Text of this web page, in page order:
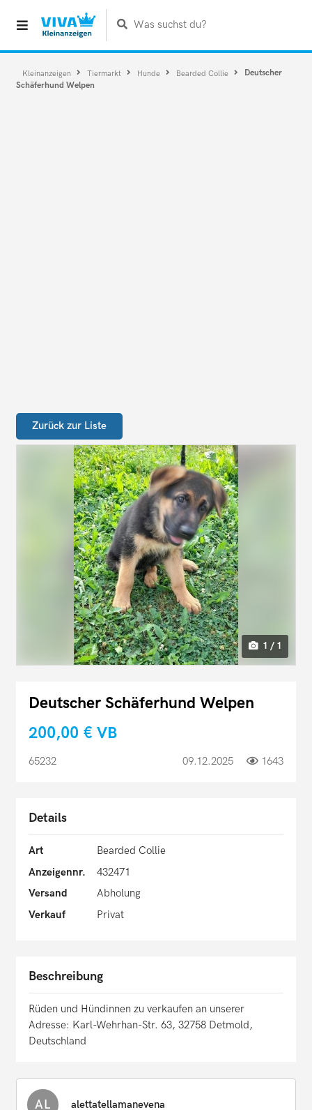
Was suchst du?
Kleinanzeigen Tiermarkt Hunde Bearded Collie
Deutscher
Schäferhund Welpen
Zurück zur Liste
1 / 1
Deutscher Schäferhund Welpen
200,00 € VB
65232 09.12.2025 1643
Details
Art
Bearded Collie
Anzeigennr.
432471
Versand
Abholung
Verkauf
Privat
Beschreibung
Rüden und Hündinnen zu verkaufen an unserer
Adresse: Karl-Wehrhan-Str. 63, 32758 Detmold,
Deutschland
AL alettatellamanevena